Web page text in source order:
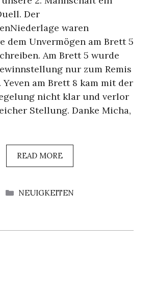
Der
waren
dem Unvermögen am Brett 5
Am Brett 5 wurde
nur zum Remis
am Brett 8 kam mit der
nicht klar und verlor
Stellung. Danke Micha,
READ MORE
KATEGORIEN
NEUIGKEITEN